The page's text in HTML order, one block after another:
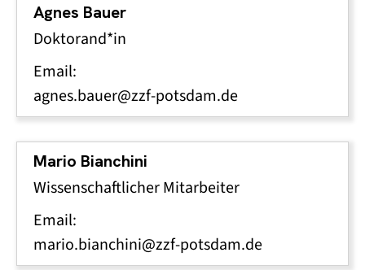
Agnes Bauer
Doktorand*in
Email:
agnes.bauer@zzf-potsdam.de
Mario Bianchini
Wissenschaftlicher Mitarbeiter
Email:
mario.bianchini@zzf-potsdam.de